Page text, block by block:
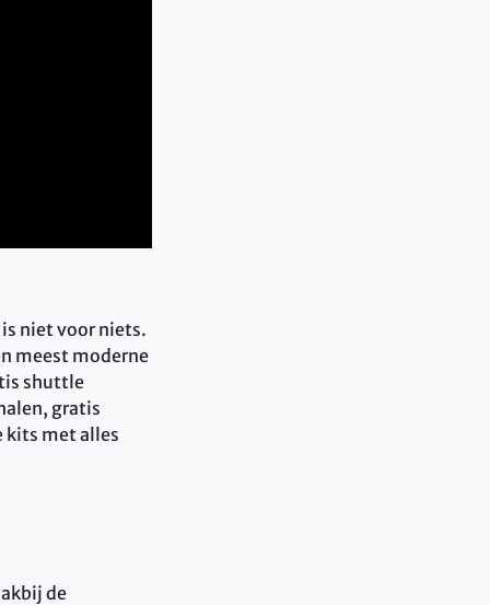
is niet voor niets.
meest moderne
shuttle
gratis
kits met alles
de